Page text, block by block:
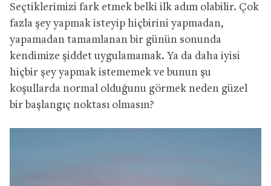
Seçtiklerimizi fark etmek belki ilk adım olabilir. Çok
fazla şey yapmak isteyip hiçbirini yapmadan,
yapamadan tamamlanan bir günün sonunda
kendimize şiddet uygulamamak. Ya da daha iyisi
hiçbir şey yapmak istememek ve bunun şu
koşullarda normal olduğunu görmek neden güzel
bir başlangıç noktası olmasın?